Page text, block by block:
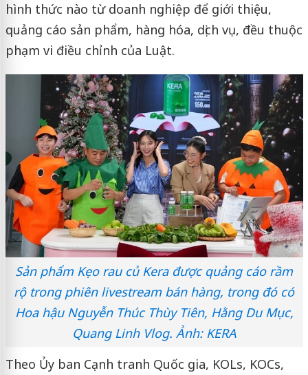
hình thức nào từ doanh nghiệp để giới thiệu,
quảng cáo sản phẩm, hàng hóa, dịch vụ, đều thuộc
phạm vi điều chỉnh của Luật.
Sản phẩm Kẹo rau củ Kera được quảng cáo rầm
rộ trong phiên livestream bán hàng, trong đó có
Hoa hậu Nguyễn Thúc Thùy Tiên, Hằng Du Mục,
Quang Linh Vlog. Ảnh: KERA
Theo Ủy ban Cạnh tranh Quốc gia, KOLs, KOCs,